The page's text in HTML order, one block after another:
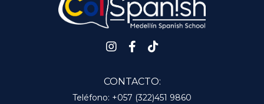
CONTACTO:
Teléfono: +057 (322)451 9860